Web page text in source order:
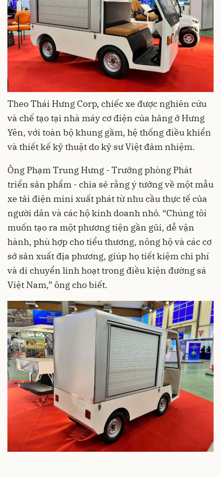
Theo Thái Hưng Corp, chiếc xe được nghiên cứu
và chế tạo tại nhà máy cơ điện của hãng ở Hưng
Yên, với toàn bộ khung gầm, hệ thống điều khiển
và thiết kế kỹ thuật do kỹ sư Việt đảm nhiệm.
Ông Phạm Trung Hưng - Trưởng phòng Phát
triển sản phẩm - chia sẻ rằng ý tưởng về một mẫu
xe tải điện mini xuất phát từ nhu cầu thực tế của
người dân và các hộ kinh doanh nhỏ. “Chúng tôi
muốn tạo ra một phương tiện gần gũi, dễ vận
hành, phù hợp cho tiểu thương, nông hộ và các cơ
sở sản xuất địa phương, giúp họ tiết kiệm chi phí
và di chuyển linh hoạt trong điều kiện đường sá
Việt Nam,” ông cho biết.